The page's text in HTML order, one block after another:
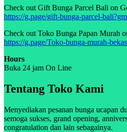
Check out Gift Bunga Parcel Bali on
https://g.page/gift-bunga-parcel-bali?gm
Check out Toko Bunga Papan Murah
https://g.page/Toko-bunga-murah-
Hours
Buka 24 jam On Line
Tentang Toko Kami
Menyediakan pesanan bunga ucapan
semoga sukses, grand opening,
congratulation dan lain sebagainya.